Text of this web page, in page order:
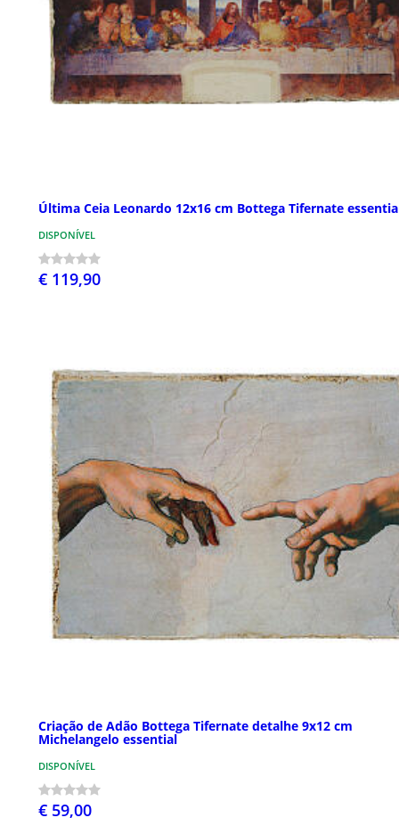
Última Ceia Leonardo 12x16 cm Bottega Tifernate
DISPONÍVEL
€ 119,90
Criação de Adão Bottega Tifernate detalhe 9x12 cm
Michelangelo essential
DISPONÍVEL
€ 59,00